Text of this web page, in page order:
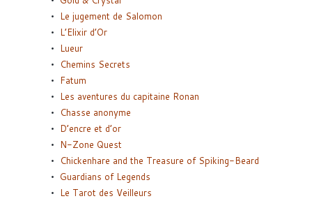
Le jugement de Salomon
L’Elixir d’Or
Lueur
Chemins Secrets
Fatum
Les aventures du capitaine Ronan
Chasse anonyme
D’encre et d’or
N-Zone Quest
Chickenhare and the Treasure of Spiking-Beard
Guardians of Legends
Le Tarot des Veilleurs